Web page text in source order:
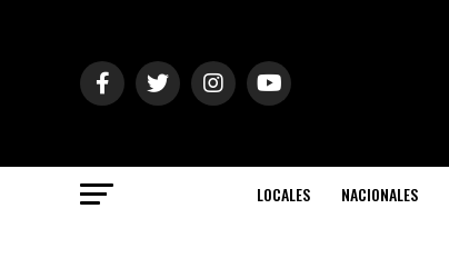
LOCALES NACIONALES